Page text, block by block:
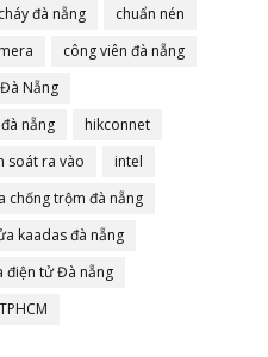
đà nẵng
chuẩn nén
công viên đà nẵng
Nẵng
nẵng
hikconnet
soát ra vào
intel
chống trộm đà nẵng
kaadas đà nẵng
điện tử Đà nẵng